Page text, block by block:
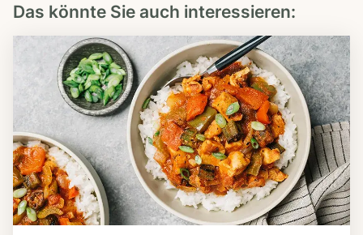
Das könnte Sie auch interessieren: